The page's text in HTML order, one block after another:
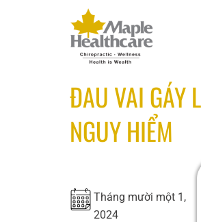
ĐAU VAI GÁY
NGUY HIỂM
Tháng mười một 1,
2024